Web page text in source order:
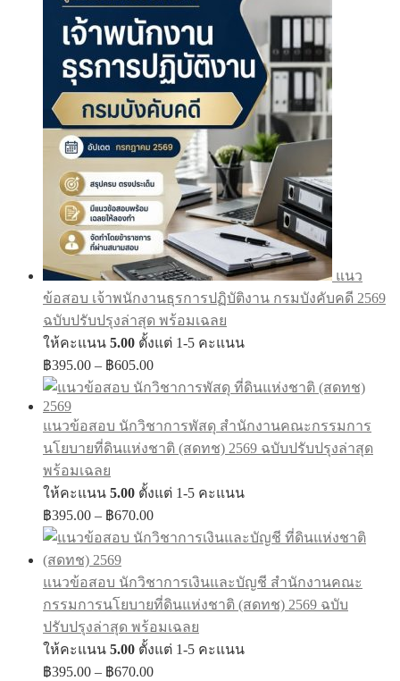
฿395.00
through
฿605.00
แนว
ข้อสอบ เจ้าพนักงานธุรการปฏิบัติงาน กรมบังคับคดี 2569
ฉบับปรับปรุงล่าสุด พร้อมเฉลย
ให้คะแนน 5.00 ตั้งแต่ 1-5 คะแนน
฿395.00 – ฿605.00Price
฿395.00
฿605.00
แนวข้อสอบ นักวิชาการพัสดุ สำนักงานคณะกรรมการ
นโยบายที่ดินแห่งชาติ (สดทช) 2569 ฉบับปรับปรุงล่าสุด
พร้อมเฉลย
ให้คะแนน 5.00 ตั้งแต่ 1-5 คะแนน
฿395.00 – ฿670.00Price
฿395.00
฿670.00
แนวข้อสอบ นักวิชาการเงินและบัญชี สำนักงานคณะ
กรรมการนโยบายที่ดินแห่งชาติ (สดทช) 2569 ฉบับ
ปรับปรุงล่าสุด พร้อมเฉลย
ให้คะแนน 5.00 ตั้งแต่ 1-5 คะแนน
฿395.00 – ฿670.00Price